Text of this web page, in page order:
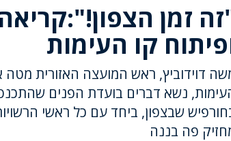
זמן
קו העימות
דוידוביץ, ראש המועצה האזורית מטה
נשא דברים בועדת הפנים
שבצפון, ביחד עם כל ראשי
פה בננה